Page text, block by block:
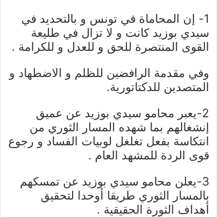
1- إن المحاماة في تونس و بالتحديد في
سيدي بوزيد كانت و لا تزال في طليعة
القوى المنتصرة للحق و للعدل و للكرامة .
وفي مقدمة الرافضين للظلم و الاضطهاد و
المتصدين للدكتاتورية.
2-يعبر محامو سيدي بوزيد عن عميق
إنشغالهم بما شهده المسار الثوري من
انتكاسة بفعل تغلغل لوبيات الفساد و رجوع
قوى الردة للمشهد العام .
3-يعلن محامو سيدي بوزيد عن تمسكهم
بالمسار الثوري طريقا أوحدا لتحقيق
أهداف الثورة الحقيقية .